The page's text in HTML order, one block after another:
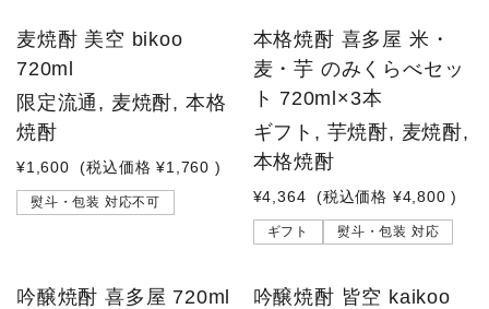
麦焼酎 美空 bikoo
720ml
限定流通, 麦焼酎, 本格
焼酎
¥1,600 (税込価格 ¥1,760 )
熨斗・包装 対応不可
本格焼酎 喜多屋 米・
麦・芋 のみくらべセッ
ト 720ml×3本
ギフト, 芋焼酎, 麦焼酎,
本格焼酎
¥4,364 (税込価格 ¥4,800 )
ギフト 熨斗・包装 対応
吟醸焼酎 喜多屋 720ml
吟醸焼酎 皆空 kaikoo